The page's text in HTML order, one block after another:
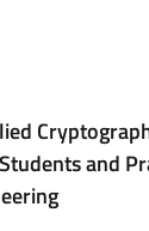
and